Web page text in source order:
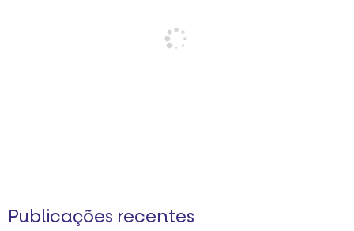
Publicações recentes